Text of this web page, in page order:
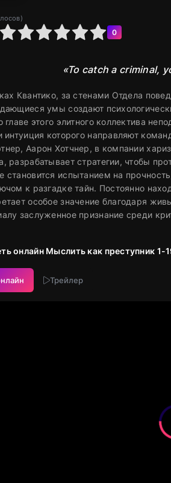
9 10 0
«To catch a criminal,
Квантико, за стенами Отдела
умы создают
главе этого элитного коллектива
интуиция которого направляют
Аарон Хотчнер, в компании
разрабатывает стратегии, чтобы
становится испытанием на
к разгадке тайн. Постоянно
особое значение благодаря
заслуженное признание среди
онлайн Мыслить как преступник 1-
Трейлер